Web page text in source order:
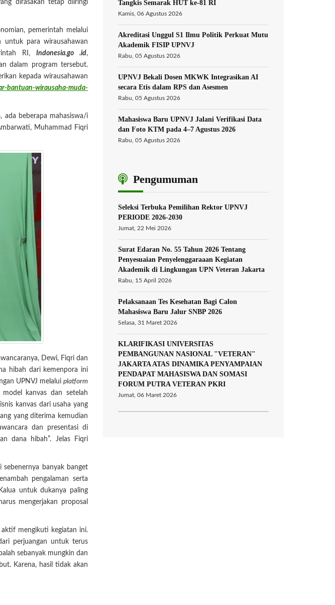
dirasakan tetap diiringi
pemerintah melalui
untuk para wirausahawan
RI, Indonesia.go .id,
dalam program tersebut.
kepada wirausahawan
bantuan-wirausaha-muda-
ada beberapa mahasiswa/i
Muhammad Fiqri
Dewi, Fiqri dan
hibah dari kemenpora ini
UPNVJ melalui platform
kanvas dan setelah
kanvas dari usaha yang
yang diterima kemudian
dan presentasi di
dana hibah”. Jelas Fiqri
banyak banget
pengalaman serta
untuk dukanya paling
mengerjakan proposal
aktif mengikuti kegiatan ini.
perjuangan untuk terus
sebanyak mungkin dan
Karena, hasil tidak akan
Tangkis Semarak HUT ke-81 RI
Kamis, 06 Agustus 2026
Akreditasi Unggul S1 Ilmu Politik Perkuat Mutu
Akademik FISIP UPNVJ
Rabu, 05 Agustus 2026
UPNVJ Bekali Dosen MKWK Integrasikan AI
secara Etis dalam RPS dan Asesmen
Rabu, 05 Agustus 2026
Mahasiswa Baru UPNVJ Jalani Verifikasi Data
dan Foto KTM pada 4–7 Agustus 2026
Rabu, 05 Agustus 2026
Pengumuman
Seleksi Terbuka Pemilihan Rektor UPNVJ
PERIODE 2026-2030
Jumat, 22 Mei 2026
Surat Edaran No. 55 Tahun 2026 Tentang
Penyesuaian Penyelenggaraaan Kegiatan
Akademik di Lingkungan UPN Veteran Jakarta
Rabu, 15 April 2026
Pelaksanaan Tes Kesehatan Bagi Calon
Mahasiswa Baru Jalur SNBP 2026
Selasa, 31 Maret 2026
KLARIFIKASI UNIVERSITAS
PEMBANGUNAN NASIONAL "VETERAN"
JAKARTA ATAS DINAMIKA PENYAMPAIAN
PENDAPAT MAHASISWA DAN SOMASI
FORUM PUTRA VETERAN PKRI
Jumat, 06 Maret 2026